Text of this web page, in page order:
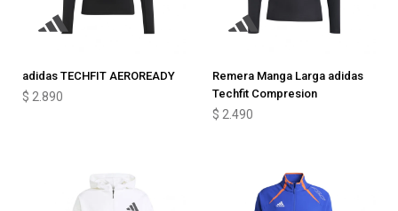
adidas TECHFIT AEROREADY
$ 2.890
Remera Manga Larga adidas
Techfit Compresion
$ 2.490